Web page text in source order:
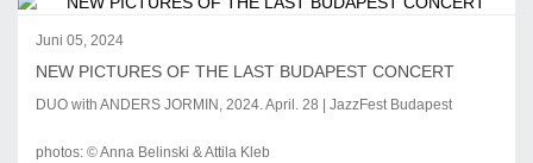
Juni 05, 2024
NEW PICTURES OF THE LAST BUDAPEST CONCERT
DUO with ANDERS JORMIN, 2024. April. 28 | JazzFest Budapest
photos: © Anna Belinski & Attila Kleb